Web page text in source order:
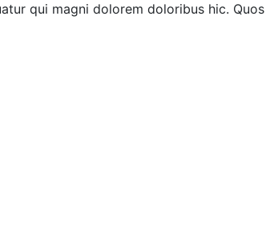
qui magni dolorem doloribus hic.